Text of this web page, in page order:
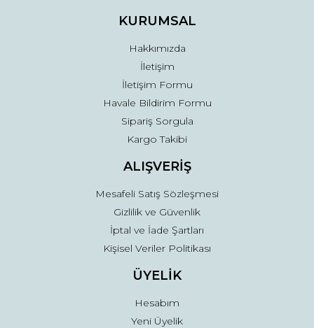
Ürün fiyatı diğer sitelerden daha pahalı.
Gönder
KURUMSAL
Hakkımızda
İletişim
İletişim Formu
Havale Bildirim Formu
Sipariş Sorgula
Kargo Takibi
ALIŞVERİŞ
Mesafeli Satış Sözleşmesi
Gizlilik ve Güvenlik
İptal ve İade Şartları
Kişisel Veriler Politikası
ÜYELİK
Hesabım
Yeni Üyelik